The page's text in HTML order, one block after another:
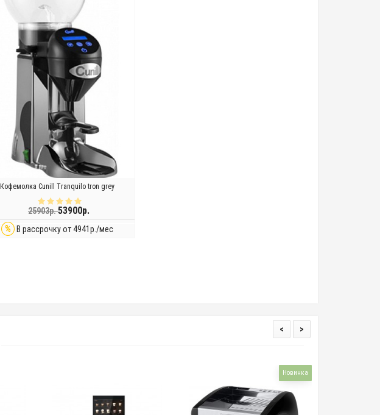
Кофемолка Cunill Tranquilo tron grey
25903р.53900р.
%
В рассрочку от 4941р./мес
Новинка
< >